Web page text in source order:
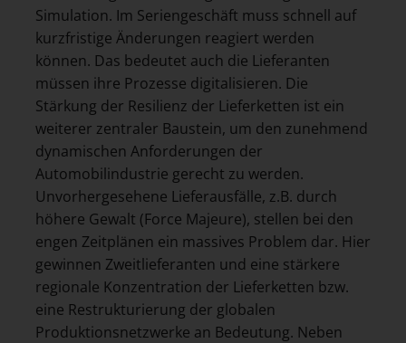
Simulation. Im Seriengeschäft muss schnell auf
kurzfristige Änderungen reagiert werden
können. Das bedeutet auch die Lieferanten
müssen ihre Prozesse digitalisieren. Die
Stärkung der Resilienz der Lieferketten ist ein
weiterer zentraler Baustein, um den zunehmend
dynamischen Anforderungen der
Automobilindustrie gerecht zu werden.
Unvorhergesehene Lieferausfälle, z.B. durch
höhere Gewalt (Force Majeure), stellen bei den
engen Zeitplänen ein massives Problem dar. Hier
gewinnen Zweitlieferanten und eine stärkere
regionale Konzentration der Lieferketten bzw.
eine Restrukturierung der globalen
Produktionsnetzwerke an Bedeutung. Neben